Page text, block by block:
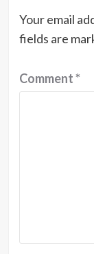
Your email
fields are
Comment*